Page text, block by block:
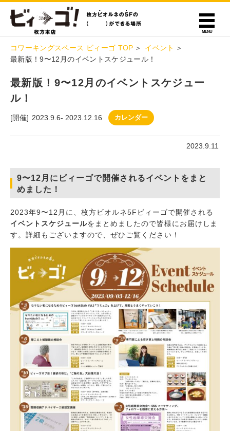
コワーキングスペース ビィーゴ TOP
イベント
最新版！9〜12月のイベントスケジュール！
最新版！9〜12月のイベントスケジュー
ル！
[開催] 2023.9.6- 2023.12.16 カレンダー
2023.9.11
9〜12月にビィーゴで開催されるイベントをまと
めました！
2023年9〜12月に、枚方ビオルネ5Fビィーゴで開催される
イベントスケジュールをまとめましたので皆様にお届けしま
す。詳細もございますので、ぜひご覧ください！